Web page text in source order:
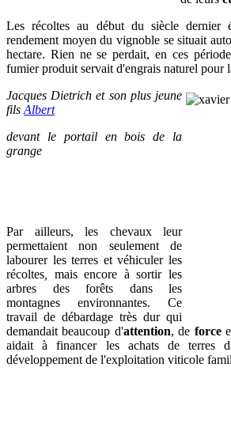
Les récoltes au début du siècle dernier
rendement moyen du vignoble se situait
hectare. Rien ne se perdait, en ces
fumier produit servait d'engrais naturel pour
Jacques Dietrich et son plus jeune
fils Albert
devant le portail en bois de la
grange
Par ailleurs, les chevaux leur
permettaient non seulement de
labourer les terres et véhiculer les
récoltes
mais encore à sortir les
arbres des forêts dans les
montagnes environnantes. Ce
travail de débardage très dur qui
demandait beaucoup d'attention, de force
aidait à financer les achats de terres
développement de l'exploitation viticole